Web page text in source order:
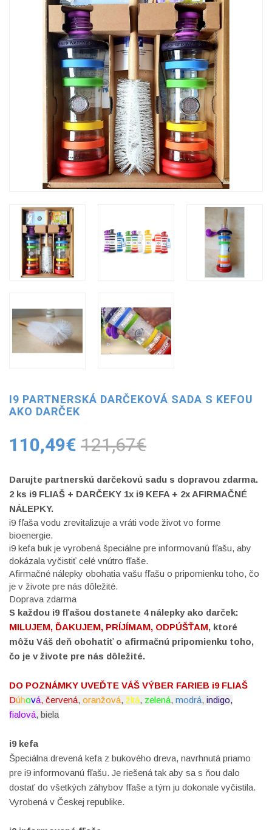
I9 PARTNERSKÁ DARČEKOVÁ SADA S KEFOU
AKO DARČEK
110,49€ 121,67€
Darujte partnerskú darčekovú sadu s dopravou zdarma.
2 ks i9 FLIAŠ + DARČEKY 1x i9 KEFA + 2x AFIRMAČNÉ
NÁLEPKY.
i9 fľaša vodu zrevitalizuje a vráti vode život vo forme
bioenergie.
i9 kefa buk je vyrobená špeciálne pre informovanú fľašu, aby
dokázala vyčistiť celé vnútro fľaše.
Afirmačné nálepky obohatia vašu fľašu o pripomienku toho, čo
je v živote pre nás dôležité.
Doprava zdarma
S každou i9 fľašou dostanete 4 nálepky ako darček:
MILUJEM, ĎAKUJEM, PRÍJÍMAM, ODPÚŠŤAM, ktoré
môžu Váš deň obohatiť o afirmačnú pripomienku toho,
čo je v živote pre nás dôležité.
DO POZNÁMKY UVEĎTE VÁŠ VÝBER FARIEB i9 FLIAŠ
Dúhová, červená, oranžová, žltá, zelená, modrá, indigo,
fialová, biela
i9 kefa
Špeciálna drevená kefa z bukového dreva, navrhnutá priamo
pre i9 informovanú fľašu. Je riešená tak aby sa s ňou dalo
dostať do všetkých záhybov fľaše a tým ju dokonale vyčistila.
Vyrobená v Českej republike.